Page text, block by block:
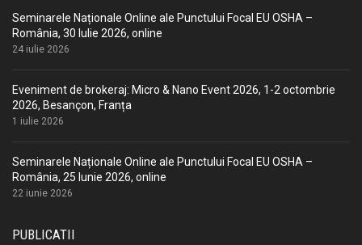
Seminarele Naționale Online ale Punctului Focal EU OSHA –
România, 30 Iulie 2026, online
24 iulie 2026
Eveniment de brokeraj: Micro & Nano Event 2026, 1-2 octombrie
2026, Besançon, Franța
1 iulie 2026
Seminarele Naționale Online ale Punctului Focal EU OSHA –
România, 25 Iunie 2026, online
22 iunie 2026
PUBLICATII